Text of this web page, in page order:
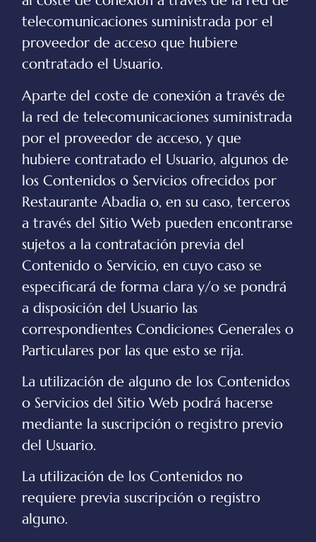
telecomunicaciones suministrada por el
proveedor de acceso que hubiere
contratado el Usuario.
Aparte del coste de conexión a través de
la red de telecomunicaciones suministrada
por el proveedor de acceso, y que
hubiere contratado el Usuario, algunos de
los Contenidos o Servicios ofrecidos por
Restaurante Abadia o, en su caso, terceros
a través del Sitio Web pueden encontrarse
sujetos a la contratación previa del
Contenido o Servicio, en cuyo caso se
especificará de forma clara y/o se pondrá
a disposición del Usuario las
correspondientes Condiciones Generales o
Particulares por las que esto se rija.
La utilización de alguno de los Contenidos
o Servicios del Sitio Web podrá hacerse
mediante la suscripción o registro previo
del Usuario.
La utilización de los Contenidos no
requiere previa suscripción o registro
alguno.